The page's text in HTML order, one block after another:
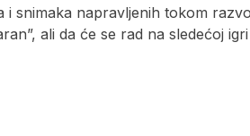
i snimaka napravljenih tokom
ali da će se rad na sledećoj